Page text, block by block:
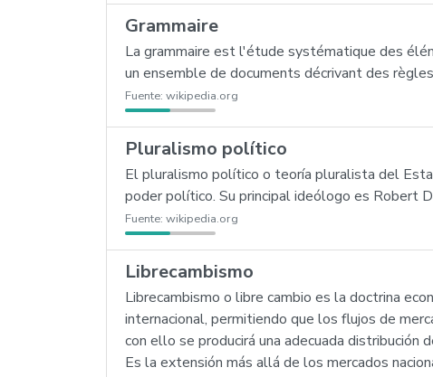
Grammaire
La grammaire est l'étude systématique des
un ensemble de documents décrivant des
Fuente: wikipedia.org
Pluralismo político
El pluralismo político o teoría pluralista del
poder político. Su principal ideólogo es Robert
Fuente: wikipedia.org
Librecambismo
Librecambismo o libre cambio es la doctrina
internacional, permitiendo que los flujos de
con ello se producirá una adecuada distribución
Es la extensión más allá de los mercados